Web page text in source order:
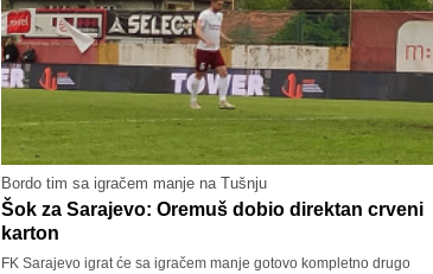
Bordo tim sa igračem manje na Tušnju
Šok za Sarajevo: Oremuš dobio direktan crveni
karton
FK Sarajevo igrat će sa igračem manje gotovo kompletno drugo